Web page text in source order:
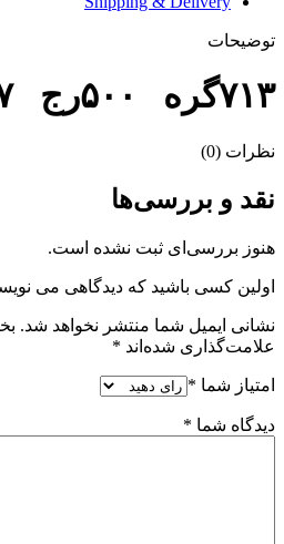
توضیحات
۷۱۳گره ۵۰۰رج ۱۰۷رنگ
نظرات (0)
نقد و بررسی‌ها
هنوز بررسی‌ای ثبت نشده است.
اولین کسی باشید که دیدگاهی می نویسد
نشانی ایمیل شما منتشر نخواهد شد.
علامت‌گذاری شده‌اند *
امتیاز شما *
دیدگاه شما *